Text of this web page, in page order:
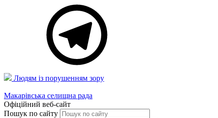
Людям із порушенням зору
Макарівська селищна рада
Офіційний веб-сайт
Пошук по сайту